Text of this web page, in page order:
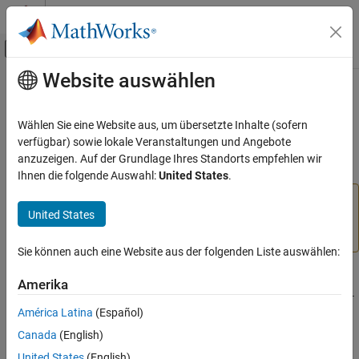
Weiter zum Inhalt
Umschaltung für Off-Canvas-
Startseite der Dokumentation
Simulink Coder
Deployment, Integration, and Supported
Hardware
NXP FRDM-K64F Board
ON THIS PAGE
Compatibility
Description
Ports
Hauptinhalt
Push Button
Read logical state of Push button
expand all in page
Add-On Required:
Coder Support Package for NXP FRDM-K64F Board
Simulink Coder Support Package for NXP FRDM-
K64F Board
Description
Website auswählen
Wählen Sie eine Website aus, um übersetzte Inhalte (sofern
verfügbar) sowie lokale Veranstaltungen und Angebote
anzuzeigen. Auf der Grundlage Ihres Standorts empfehlen wir
Ihnen die folgende Auswahl:United States.
United States
Sie können auch eine Website aus der folgenden Liste auswählen:
Amerika
América Latina (Español)
Canada (English)